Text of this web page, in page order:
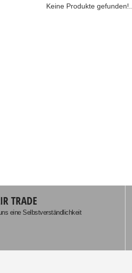
Keine Produkte gefunden!...
TRADE
eine Selbstverständlichkeit